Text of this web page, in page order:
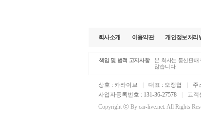
회사소개 이용약관 개인정보처리
책임 및 법적 고지사항
본 회사는 통신판매
않습니다.
상호 : 카라이브 대표 : 오정엽
주
사업자등록번호 : 131-36-27578
고객
Copyright ⓒ By car-live.net. All Rights